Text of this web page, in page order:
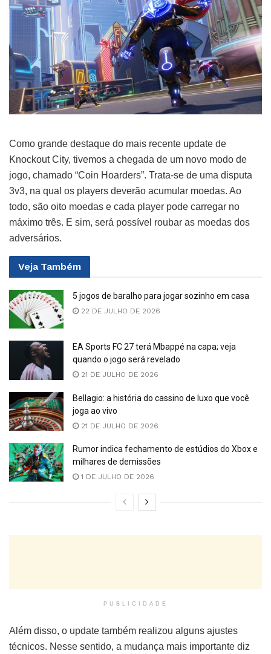
Como grande destaque do mais recente update de
Knockout City, tivemos a chegada de um novo modo de
jogo, chamado “Coin Hoarders”. Trata-se de uma disputa
3v3, na qual os players deverão acumular moedas. Ao
todo, são oito moedas e cada player pode carregar no
máximo três. E sim, será possível roubar as moedas dos
adversários.
Veja Também
5 jogos de baralho para jogar sozinho em casa
22 DE JULHO DE 2026
EA Sports FC 27 terá Mbappé na capa; veja
quando o jogo será revelado
21 DE JULHO DE 2026
Bellagio: a história do cassino de luxo que você
joga ao vivo
21 DE JULHO DE 2026
Rumor indica fechamento de estúdios do Xbox e
milhares de demissões
1 DE JULHO DE 2026
PUBLICIDADE
Além disso, o update também realizou alguns ajustes
técnicos. Nesse sentido, a mudança mais importante diz